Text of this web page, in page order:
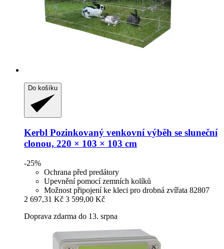
Do košíku
Kerbl Pozinkovaný venkovní výběh se sluneční
clonou, 220 × 103 × 103 cm
-25%
Ochrana před predátory
Upevnění pomocí zemních kolíků
Možnost připojení ke kleci pro drobná zvířata 82807
2 697,31 Kč 3 599,00 Kč
Doprava zdarma do 13. srpna